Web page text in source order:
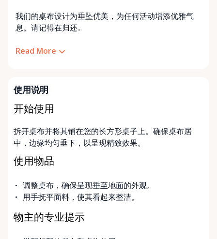
我们的桌布设计为垂坠优美，为任何活动增添优雅气
息。请记得在归还...
Read More
使用说明
开始使用
拆开桌布并将其铺在您的长方形桌子上。确保桌布居
中，边缘均匀垂下，以呈现精致效果。
使用物品
调整桌布，确保呈现垂至地面的外观。
用手抚平面料，使其看起来整洁。
物主的专业提示